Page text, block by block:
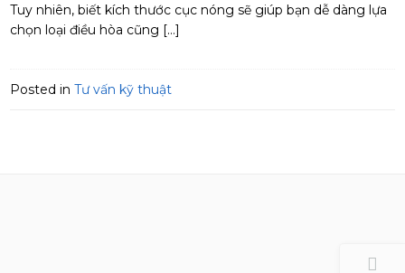
Tuy nhiên, biết kích thước cục nóng sẽ giúp bạn dễ dàng lựa
chọn loại điều hòa cũng […]
Posted in Tư vấn kỹ thuật